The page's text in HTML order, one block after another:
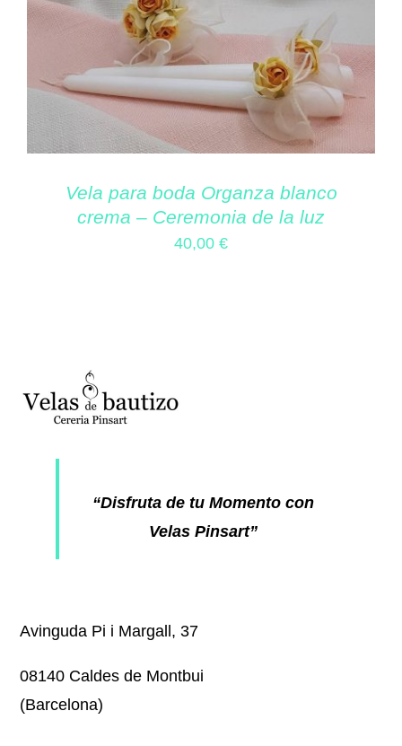
Vela para boda Organza blanco
crema – Ceremonia de la luz
40,00 €
“Disfruta de tu Momento con
Velas Pinsart”
Avinguda Pi i Margall, 37
08140 Caldes de Montbui
(Barcelona)